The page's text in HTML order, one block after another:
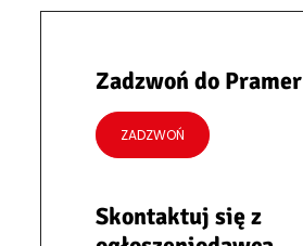
Zadzwoń do Pramer
ZADZWOŃ
Skontaktuj się z